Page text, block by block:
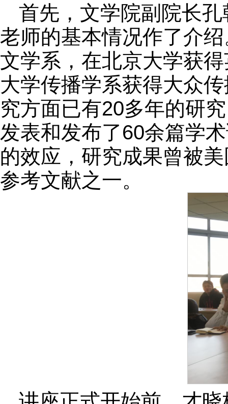
首先，文学院副院长
老师的基本情况作了介
文学系，在北京大学获
大学传播学系获得大众
究方面已有20多年的研
发表和发布了60余篇学
的效应，研究成果曾被
参考文献之一。